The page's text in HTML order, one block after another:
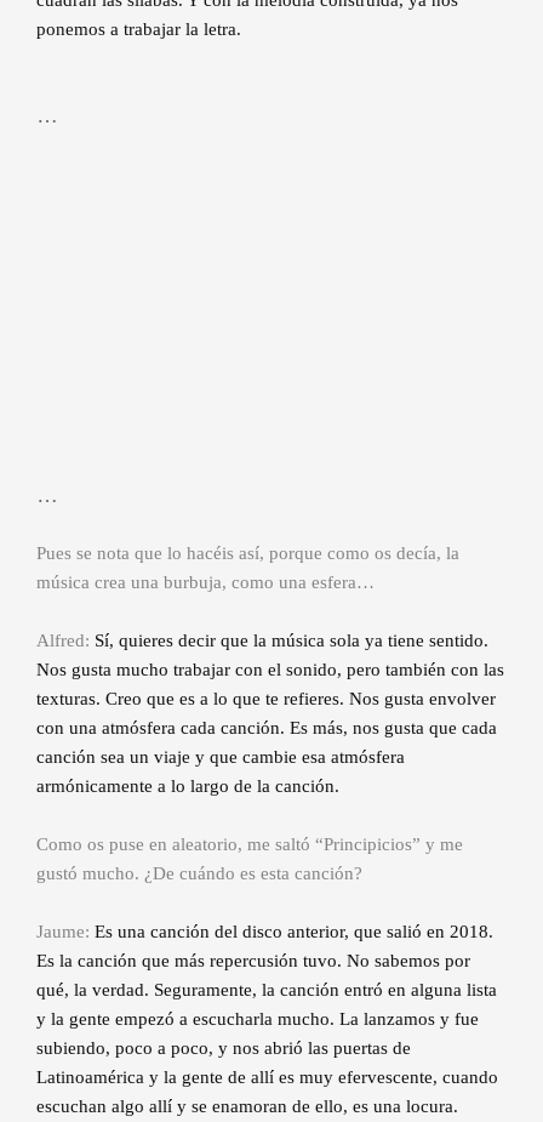
ponemos a trabajar la letra.
…
…
Pues se nota que lo hacéis así, porque como os decía, la
música crea una burbuja, como una esfera…
Alfred: Sí, quieres decir que la música sola ya tiene sentido.
Nos gusta mucho trabajar con el sonido, pero también con las
texturas. Creo que es a lo que te refieres. Nos gusta envolver
con una atmósfera cada canción. Es más, nos gusta que cada
canción sea un viaje y que cambie esa atmósfera
armónicamente a lo largo de la canción.
Como os puse en aleatorio, me saltó “Principicios” y me
gustó mucho. ¿De cuándo es esta canción?
Jaume: Es una canción del disco anterior, que salió en 2018.
Es la canción que más repercusión tuvo. No sabemos por
qué, la verdad. Seguramente, la canción entró en alguna lista
y la gente empezó a escucharla mucho. La lanzamos y fue
subiendo, poco a poco, y nos abrió las puertas de
Latinoamérica y la gente de allí es muy efervescente, cuando
escuchan algo allí y se enamoran de ello, es una locura.